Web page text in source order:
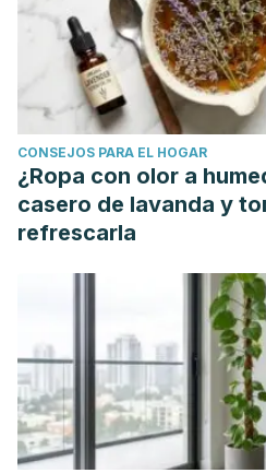
CONSEJOS PARA EL HOGAR
¿Ropa con olor a
casero de lavanda y
refrescarla